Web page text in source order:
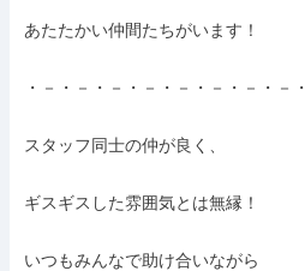
あたたかい仲間たちがいます！
・－・－・－・－・－・－・－・－・
スタッフ同士の仲が良く、
ギスギスした雰囲気とは無縁！
いつもみんなで助け合いながら